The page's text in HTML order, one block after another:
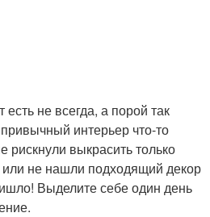
не всегда, а порой так
интерьер что-то
рискнули выкрасить только
или не нашли подходящий декор
Выделите себе один день